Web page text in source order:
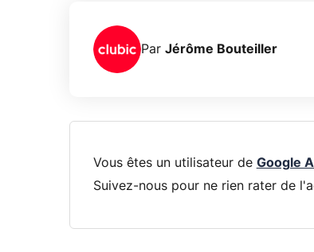
Par Jérôme Bouteiller
Vous êtes un utilisateur de Google
Suivez-nous pour ne rien rater de